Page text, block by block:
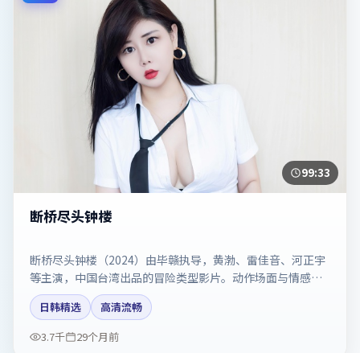
99:33
断桥尽头钟楼
断桥尽头钟楼（2024）由毕赣执导，黄渤、雷佳音、河正宇
等主演，中国台湾出品的冒险类型影片。动作场面与情感戏
比例拿捏得当。剧情简介与主创信息可供检索参考，上映日
期以片方资料为准。
日韩精选
高清流畅
3.7千
29个月前